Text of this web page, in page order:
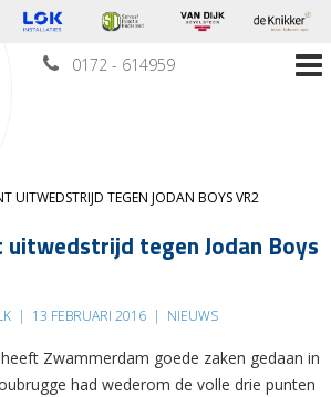
0172 - 614959
UITWEDSTRIJD TEGEN JODAN BOYS VR2
uitwedstrijd tegen Jodan Boys
| 13 FEBRUARI 2016 | NIEUWS
Zwammerdam goede zaken gedaan in
had wederom de volle drie punten